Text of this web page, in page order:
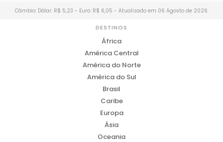
Câmbio: Dólar: R$ 5,23 - Euro: R$ 6,05 - Atualizado em 06 Agosto de 2026.
DESTINOS
África
América Central
América do Norte
América do Sul
Brasil
Caribe
Europa
Ásia
Oceania